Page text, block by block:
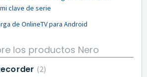
clave de serie
de OnlineTV para Android
los productos Nero
2